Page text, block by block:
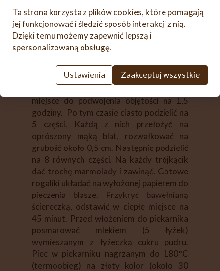
miksującego wlać mleko (250
ml), pokruszyć drożdże, dać cukier oraz
miękkie masło, podgrzać 2
minuty/37ºC/obr. 2. Dodać mąkę i
śmietanę 18 %, wyrobić 3 minuty/ikona
kłosa (funkcja wyrabianie). Ciasto
przełożyć do dużej miski. Przykryć
miejsce do podwojenia objętości na 1,5
godziny. Po tym czasie ciasto podzielić na
5 części. Każdą z nich przełożyć na
oprószony mąką blat, rozwałkować na
grubość około 0,5 cm. Następnie podzielić
na 8 równych części. Na każdy trójkącik
dać trochę marmolady i zawinąć. Gotowe
rogaliki układać na wyłożonej papierem do
pieczenia blasze. Przykryć bawełnianą
ściereczką, odstawić w ciepłe miejsce na
45 minut. Przed włożeniem do piekarnika
posmarować mlekiem (5 łyżek)
wymieszanym z łyżeczką cukru pudru.
Piec w piekarniku nagrzanym do 180°C
(termoobieg) na złoty kolor (około 30
Ta strona korzysta z plików cookies, które pomagają
jej funkcjonować i śledzić sposób interakcji z nią.
Dzięki temu możemy zapewnić lepszą i
spersonalizowaną obsługę.
Ustawienia Zaakceptuj wszystkie